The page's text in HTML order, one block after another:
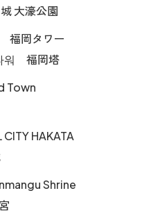
大濠公園
福岡タワー
워 福岡塔
Town
HAKATA
Shrine